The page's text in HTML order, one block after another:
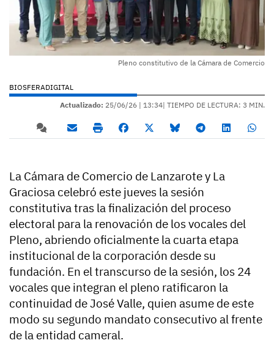
Pleno constitutivo de la Cámara de Comercio
BIOSFERADIGITAL
Actualizado: 25/06/26 | 13:34| TIEMPO DE LECTURA: 3 MIN.
La Cámara de Comercio de Lanzarote y La
Graciosa celebró este jueves la sesión
constitutiva tras la finalización del proceso
electoral para la renovación de los vocales del
Pleno, abriendo oficialmente la cuarta etapa
institucional de la corporación desde su
fundación. En el transcurso de la sesión, los 24
vocales que integran el pleno ratificaron la
continuidad de José Valle, quien asume de este
modo su segundo mandato consecutivo al frente
de la entidad cameral.